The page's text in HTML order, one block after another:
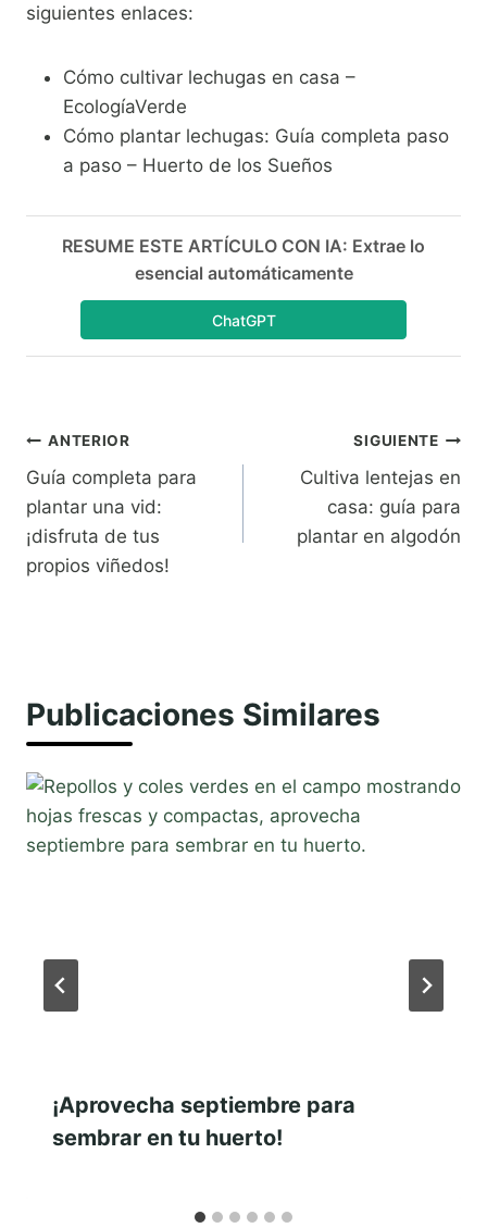
siguientes enlaces:
Cómo cultivar lechugas en casa –
EcologíaVerde
Cómo plantar lechugas: Guía completa paso
a paso – Huerto de los Sueños
RESUME ESTE ARTÍCULO CON IA: Extrae lo
esencial automáticamente
ChatGPT
Navegación
de
entradas
ANTERIOR
Guía completa para
plantar una vid:
¡disfruta de tus
propios viñedos!
SIGUIENTE
Cultiva lentejas en
casa: guía para
plantar en algodón
Publicaciones Similares
¡Aprovecha septiembre para
sembrar en tu huerto!